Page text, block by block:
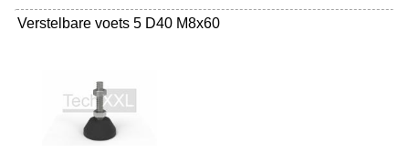
Verstelbare voets 5 D40 M8x60